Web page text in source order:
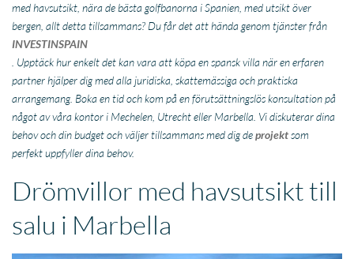
med havsutsikt, nära de bästa golfbanorna i Spanien, med utsikt över
bergen, allt detta tillsammans? Du får det att hända genom tjänster från
INVESTINSPAIN
. Upptäck hur enkelt det kan vara att köpa en spansk villa när en erfaren
partner hjälper dig med alla juridiska, skattemässiga och praktiska
arrangemang. Boka en tid och kom på en förutsättningslös konsultation på
något av våra kontor i Mechelen, Utrecht eller Marbella. Vi diskuterar dina
behov och din budget och väljer tillsammans med dig deprojektsom
perfekt uppfyller dina behov.
Drömvillor med havsutsikt till
salu i Marbella